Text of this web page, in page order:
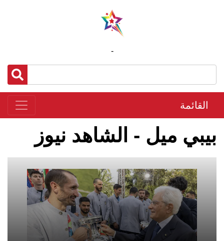
-
القائمة
بيبي ميل - الشاهد نيوز